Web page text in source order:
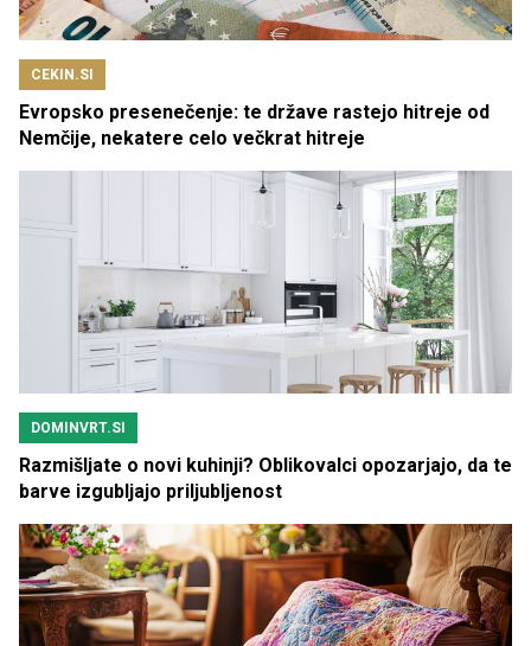
CEKIN.SI
Evropsko presenečenje: te države rastejo hitreje od
Nemčije, nekatere celo večkrat hitreje
DOMINVRT.SI
Razmišljate o novi kuhinji? Oblikovalci opozarjajo, da te
barve izgubljajo priljubljenost